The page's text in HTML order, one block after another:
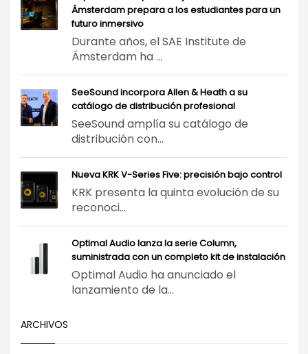
Ámsterdam prepara a los estudiantes para un
futuro inmersivo
Durante años, el SAE Institute de
Ámsterdam ha ...
SeeSound incorpora Allen & Heath a su
catálogo de distribución profesional
SeeSound amplía su catálogo de
distribución con...
Nueva KRK V-Series Five: precisión bajo control
KRK presenta la quinta evolución de su
reconoci...
Optimal Audio lanza la serie Column,
suministrada con un completo kit de instalación
Optimal Audio ha anunciado el
lanzamiento de la...
ARCHIVOS